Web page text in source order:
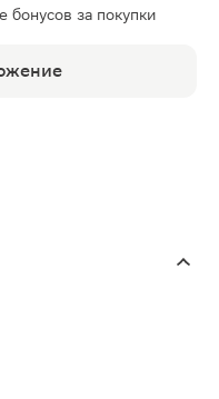
бонусов за покупки